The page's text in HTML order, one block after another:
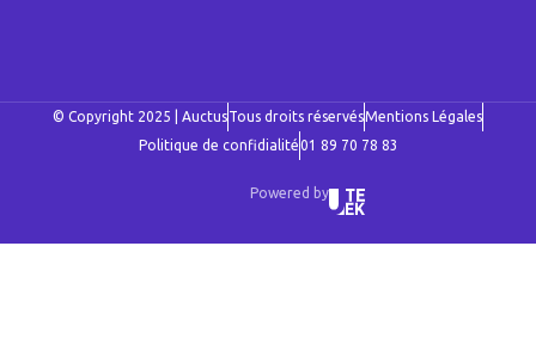
© Copyright 2025 | AuctusTous droits réservésMentions Légales
Politique de confidialité01 89 70 78 83
Powered by